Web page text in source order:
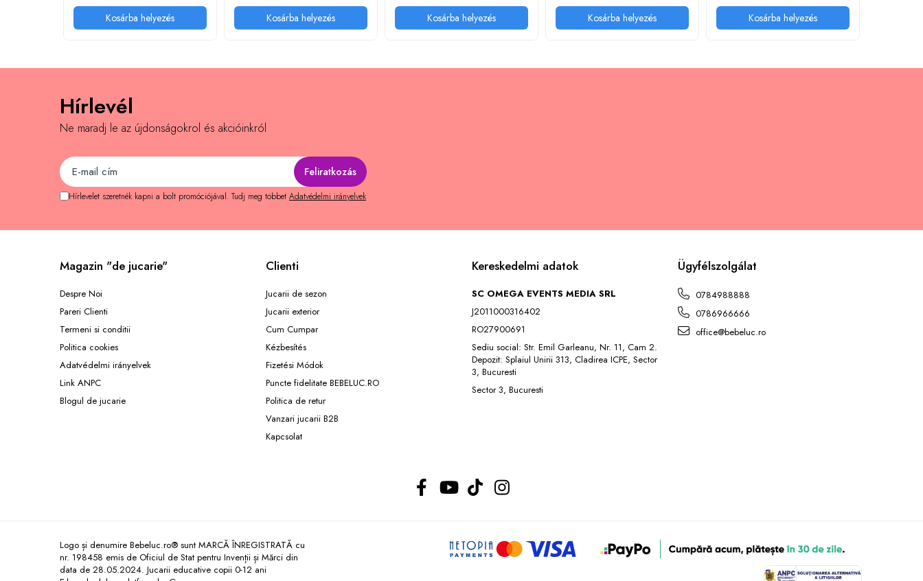
Számos játékok
Kártyajátékok
Padlójátékok
Válogatott könyvek
Könyvek 2 éves gyerekeknek
Könyvek 3 éves gyerekeknek
Könyvek 5 éves gyerekeknek
Könyvek 8 éves gyerekeknek
Interaktív könyvek
Színező könyvek
Zenélő dobozok
Idei cadou fetite
Ajándékok 5 éves gyerekeknek
Ajándékok 6 éves gyerekeknek
Kosárba helyezés Kosárba helyezés Kosárba helyezés Kosárba helyezés Kosárba helyezés
Hírlevél
Ne maradj le az újdonságokrol és akcióinkról
Hírlevelet szeretnék kapni a bolt promóciójával. Tudj meg többet Adatvédelmi irányelvek
Magazin "de jucarie"
Despre Noi
Pareri Clienti
Termeni si conditii
Politica cookies
Adatvédelmi irányelvek
Link ANPC
Blogul de jucarie
Clienti
Jucarii de sezon
Jucarii exterior
Cum Cumpar
Kézbesítés
Fizetési Módok
Puncte fidelitate BEBELUC.RO
Politica de retur
Vanzari jucarii B2B
Kapcsolat
Kereskedelmi adatok
SC OMEGA EVENTS MEDIA SRL
J2011000316402
RO27900691
Sediu social: Str. Emil Garleanu, Nr. 11, Cam 2.
Depozit: Splaiul Unirii 313, Cladirea ICPE, Sector
3, Bucuresti
Sector 3, Bucuresti
Ügyfélszolgálat
0784988888
0786966666
office@bebeluc.ro
Logo și denumire Bebeluc.ro® sunt MARCĂ ÎNREGISTRATĂ cu
nr. 198458 emis de Oficiul de Stat pentru Invenții și Mărci din
data de 28.05.2024. Jucarii educative copii 0-12 ani